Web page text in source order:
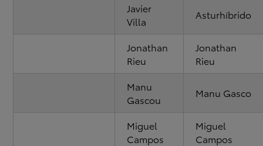
Javier
Villa
Asturhíbrido
Jonathan
Rieu
Jonathan
Rieu
Manu
Gascou
Manu Gasco
Miguel
Campos
Miguel
Campos